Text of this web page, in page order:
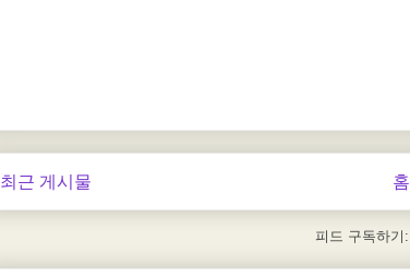
최근 게시물 홈
피드 구독하기: